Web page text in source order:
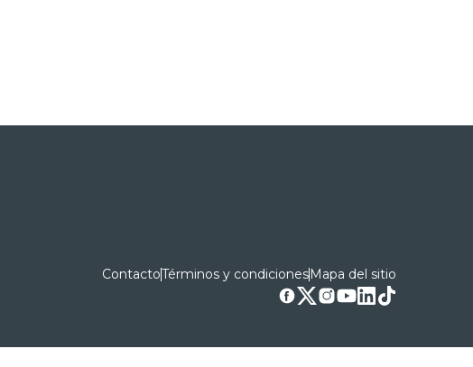
ContactoTérminos y condicionesMapa del sitio